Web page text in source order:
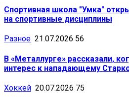
Спортивная школа "Умка"
на спортивные дисциплины
Разное 21.07.2026 56
В «Металлурге» рассказали,
интерес к нападающему
Хоккей 20.07.2026 75